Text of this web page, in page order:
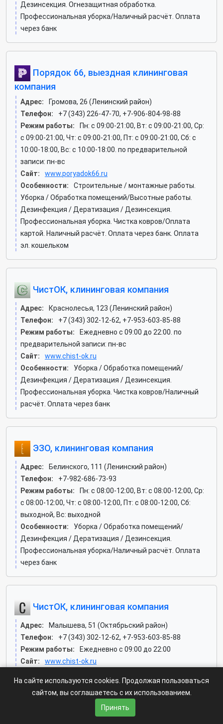
Дезинсекция. Огнезащитная обработка.
Профессиональная уборка/Наличный расчёт. Оплата
через банк
Порядок 66, выездная клининговая
компания
Адрес:
Громова, 26 (Ленинский район)
Телефон:
+7 (343) 226-47-70, +7-906-804-98-88
Режим работы:
Пн: c 09:00-21:00, Вт: c 09:00-21:00, Ср:
c 09:00-21:00, Чт: c 09:00-21:00, Пт: c 09:00-21:00, Сб: c
10:00-18:00, Вс: c 10:00-18:00. по предварительной
записи: пн-вс
Сайт:
www.poryadok66.ru
Особенности:
Строительные / монтажные работы.
Уборка / Обработка помещений/Высотные работы.
Дезинфекция / Дератизация / Дезинсекция.
Профессиональная уборка. Чистка ковров/Оплата
картой. Наличный расчёт. Оплата через банк. Оплата
эл. кошельком
ЧистОК, клининговая компания
Адрес:
Краснолесья, 123 (Ленинский район)
Телефон:
+7 (343) 302-12-62, +7-953-603-85-88
Режим работы:
Ежедневно с 09:00 до 22:00. по
предварительной записи: пн-вс
Сайт:
www.chist-ok.ru
Особенности:
Уборка / Обработка помещений/
Дезинфекция / Дератизация / Дезинсекция.
Профессиональная уборка. Чистка ковров/Наличный
расчёт. Оплата через банк
ЭЗО, клининговая компания
Адрес:
Белинского, 111 (Ленинский район)
Телефон:
+7-982-686-73-93
Режим работы:
Пн: c 08:00-12:00, Вт: c 08:00-12:00, Ср:
c 08:00-12:00, Чт: c 08:00-12:00, Пт: c 08:00-12:00, Сб:
выходной, Вс: выходной
Особенности:
Уборка / Обработка помещений/
Дезинфекция / Дератизация / Дезинсекция.
Профессиональная уборка/Наличный расчёт. Оплата
через банк
ЧистОК, клининговая компания
Адрес:
Малышева, 51 (Октябрьский район)
Телефон:
+7 (343) 302-12-62, +7-953-603-85-88
Режим работы:
Ежедневно с 09:00 до 22:00
Сайт:
www.chist-ok.ru
Дезинфекция / Дератизация / Дезинсекция.
Профессиональная уборка. Чистка ковров/Наличный
расчёт. Оплата через банк
На сайте используются cookies. Продолжая пользоваться
сайтом, вы соглашаетесь с их использованием.
Принять